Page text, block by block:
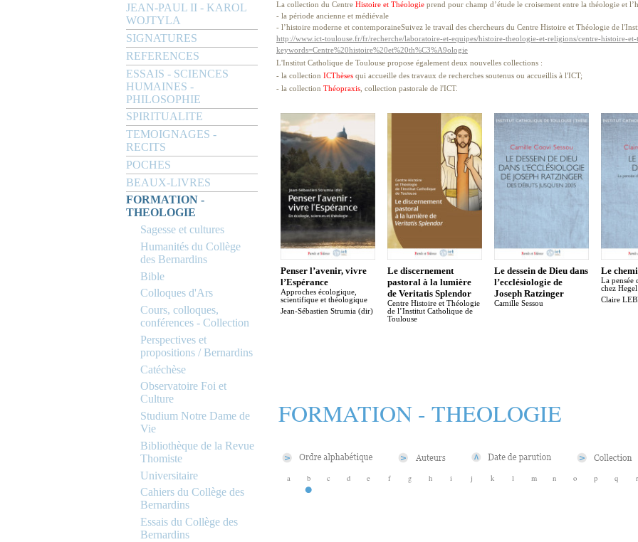
JEAN-PAUL II - KAROL
WOJTYLA
SIGNATURES
REFERENCES
ESSAIS - SCIENCES
HUMAINES -
PHILOSOPHIE
SPIRITUALITE
TEMOIGNAGES -
RECITS
POCHES
BEAUX-LIVRES
FORMATION -
THEOLOGIE
Sagesse et cultures
Humanités du Collège
des Bernardins
Bible
Colloques d'Ars
Cours, colloques,
conférences - Collection
Perspectives et
propositions / Bernardins
Catéchèse
Observatoire Foi et
Culture
Studium Notre Dame de
Vie
Bibliothèque de la Revue
Thomiste
Universitaire
Cahiers du Collège des
Bernardins
Essais du Collège des
Bernardins
La collection du Centre Histoire et Théologie prend pour champ d’étude le croisement entre la théologie et
- la période ancienne et médiévale
- l’histoire moderne et contemporaineSuivez le travail des chercheurs du Centre Histoire et Théologie de
http://www.ict-toulouse.fr/fr/recherche/laboratoire-et-equipes/histoire-theologie-et-religions/centre-histoire-
keywords=Centre%20histoire%20et%20th%C3%A9ologie
L'Institut Catholique de Toulouse propose également deux nouvelles collections :
- la collection ICThèses qui accueille des travaux de recherches soutenus ou accueillis à l'ICT;
- la collection Théopraxis , collection pastorale de l'ICT.
Penser l’avenir, vivre
l’Espérance
Approches écologique,
scientifique et théologique
Jean-Sébastien Strumia (dir)
Le discernement
pastoral à la lumière
de Veritatis Splendor
Centre Histoire et Théologie
de l’Institut Catholique de
Toulouse
Le dessein de Dieu dans
l’ecclésiologie de
Joseph Ratzinger
Camille Sessou
Le
La pensée
chez Hegel
Claire
FORMATION - THEOLOGIE
a b c d e f g h i j k l m n o p q r